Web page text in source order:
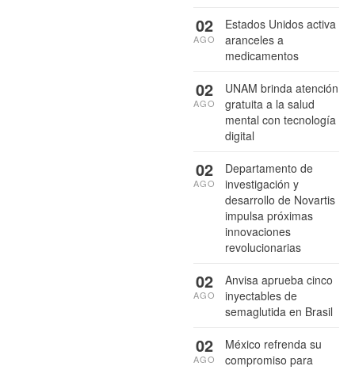
Estados Unidos activa
aranceles a
medicamentos
02
AGO
UNAM brinda atención
gratuita a la salud
mental con tecnología
digital
02
AGO
Departamento de
investigación y
desarrollo de Novartis
impulsa próximas
innovaciones
revolucionarias
02
AGO
Anvisa aprueba cinco
inyectables de
semaglutida en Brasil
02
AGO
México refrenda su
compromiso para
02
AGO